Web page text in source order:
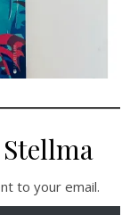
to your email.